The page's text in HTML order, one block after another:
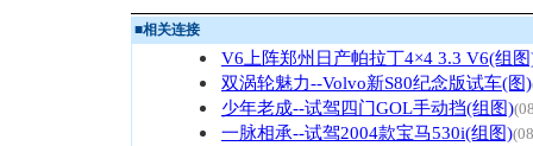
■相关连接
V6上阵郑州日产帕拉丁4×4 3.3 V6(组
双涡轮魅力--Volvo新S80纪念版试车(图)
少年老成--试驾四门GOL手动挡(组图)
一脉相承--试驾2004款宝马530i(组图)